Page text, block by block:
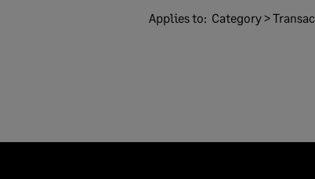
Applies to: Category >